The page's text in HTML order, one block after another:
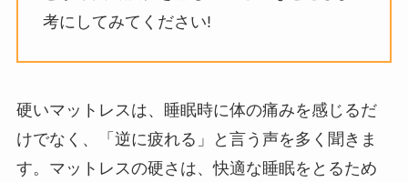
考にしてみてください!
硬いマットレスは、睡眠時に体の痛みを感じるだ
けでなく、「逆に疲れる」と言う声を多く聞きま
す。マットレスの硬さは、快適な睡眠をとるため